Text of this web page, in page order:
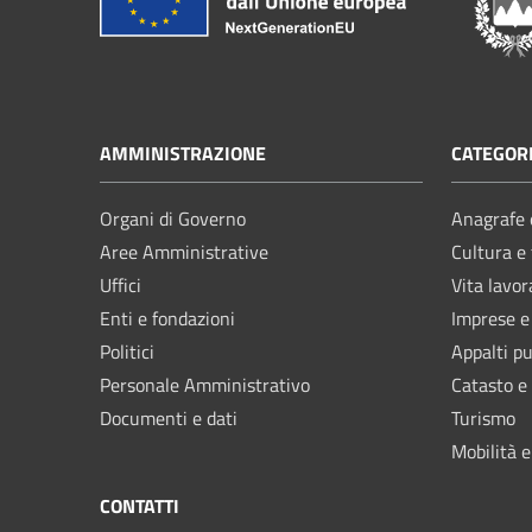
AMMINISTRAZIONE
Organi di Governo
Aree Amministrative
Uffici
Enti e fondazioni
Politici
Personale Amministrativo
Documenti e dati
Cultura
Vita
Imprese
Appalti
Catasto
Turismo
Mobilità
CONTATTI